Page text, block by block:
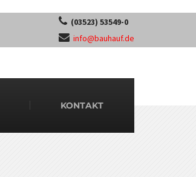
(03523) 53549-0
info@bauhauf.de
KONTAKT